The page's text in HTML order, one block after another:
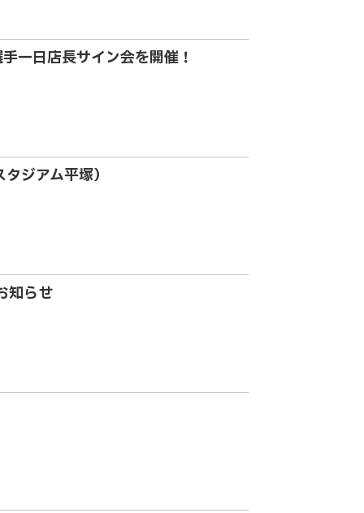
一日店長サイン会を開催！
ジアム平塚）
知らせ